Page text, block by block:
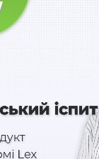
запровадженні
зупинили б
що
а повсталий
з тим не
Першої світової
кричали «За
три роки не